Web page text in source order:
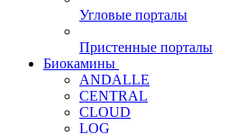
Угловые порталы
Пристенные порталы
Биокамины
ANDALLE
CENTRAL
CLOUD
LOG